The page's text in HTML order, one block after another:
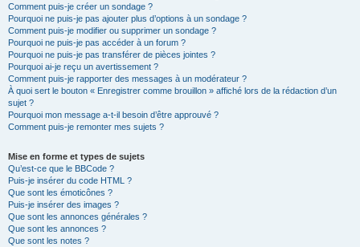
Comment puis-je créer un sondage ?
Pourquoi ne puis-je pas ajouter plus d’options à un sondage ?
Comment puis-je modifier ou supprimer un sondage ?
Pourquoi ne puis-je pas accéder à un forum ?
Pourquoi ne puis-je pas transférer de pièces jointes ?
Pourquoi ai-je reçu un avertissement ?
Comment puis-je rapporter des messages à un modérateur ?
À quoi sert le bouton « Enregistrer comme brouillon » affiché lors de la rédaction d’un
sujet ?
Pourquoi mon message a-t-il besoin d’être approuvé ?
Comment puis-je remonter mes sujets ?
Mise en forme et types de sujets
Qu’est-ce que le BBCode ?
Puis-je insérer du code HTML ?
Que sont les émoticônes ?
Puis-je insérer des images ?
Que sont les annonces générales ?
Que sont les annonces ?
Que sont les notes ?